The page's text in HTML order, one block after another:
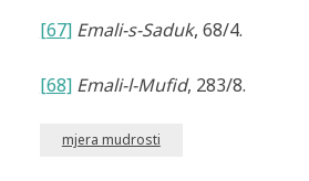
[67] Emali-s-Saduk, 68/4.
[68] Emali-l-Mufid, 283/8.
mjera mudrosti